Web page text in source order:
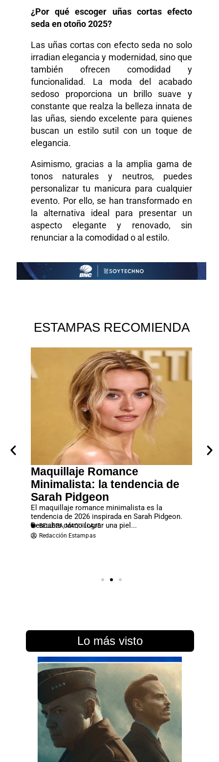
¿Por qué escoger uñas cortas efecto
seda en otoño 2025?
Las uñas cortas con efecto seda no solo
irradian elegancia y modernidad, sino que
también ofrecen comodidad y
funcionalidad. La moda del acabado
sedoso proporciona un brillo suave y
constante que realza la belleza innata de
las uñas, siendo excelente para quienes
buscan un estilo sutil con un toque de
elegancia.
Asimismo, gracias a la amplia gama de
tonos naturales y neutros, puedes
personalizar tu manicura para cualquier
evento. Por ello, se han transformado en
la alternativa ideal para presentar un
aspecto elegante y renovado, sin
renunciar a la comodidad o al estilo.
ESTAMPAS RECOMIENDA
Maquillaje Romance
Minimalista: la tendencia de
Sarah Pidgeon
El maquillaje romance minimalista es la
tendencia de 2026 inspirada en Sarah Pidgeon.
Descubre cómo lograr una piel...
BELLEZA,MAQUILLAJE
Redacción Estampas
Lo más visto